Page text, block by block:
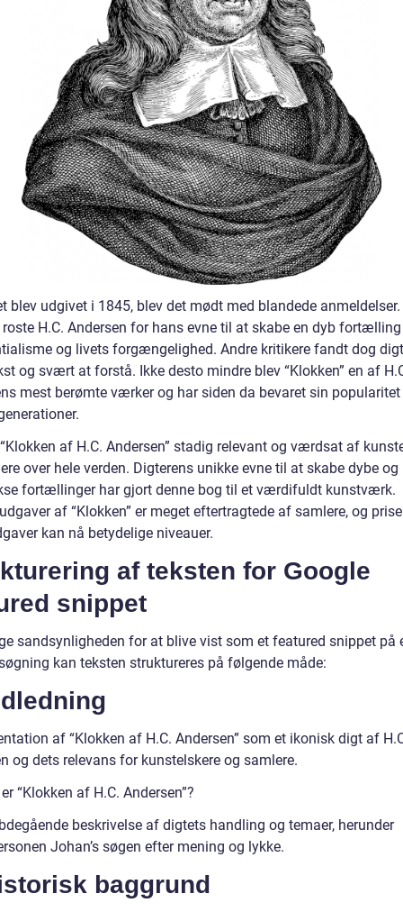
blev udgivet i 1845, blev det mødt med blandede
H.C. Andersen for hans evne til at skabe en dyb
og livets forgængelighed. Andre kritikere fandt dog
og svært at forstå. Ikke desto mindre blev “Klokken” en af
mest berømte værker og har siden da bevaret sin
af H.C. Andersen” stadig relevant og værdsat af
over hele verden. Digterens unikke evne til at skabe dybe og
fortællinger har gjort denne bog til et værdifuldt kunstværk.
af “Klokken” er meget eftertragtede af samlere, og
kan nå betydelige niveauer.
af teksten for Google
snippet
sandsynligheden for at blive vist som et featured snippet på
kan teksten struktureres på følgende måde:
af “Klokken af H.C. Andersen” som et ikonisk digt af
og dets relevans for kunstelskere og samlere.
“Klokken af H.C. Andersen”?
beskrivelse af digtets handling og temaer, herunder
Johan’s søgen efter mening og lykke.
baggrund